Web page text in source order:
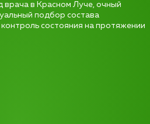
врача в Красном Луче, очный
подбор состава
состояния на протяжении